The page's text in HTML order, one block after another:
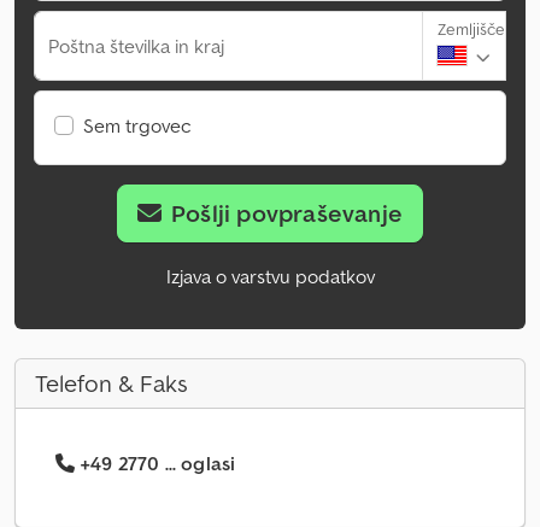
Poštna številka in kraj
Zemljišče
Sem trgovec
Pošlji povpraševanje
Izjava o varstvu podatkov
Telefon & Faks
+49 2770 ... oglasi